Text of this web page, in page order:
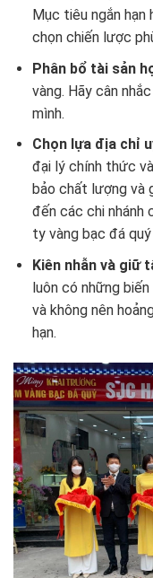
Mục tiêu ngắn hạn
chọn chiến lược
Phân bổ tài sản
vàng. Hãy cân
mình.
Chọn lựa địa chỉ
đại lý chính thức
bảo chất lượng và
đến các chi nhánh
ty vàng bạc đá
Kiên nhẫn và giữ
luôn có những
và không nên
hạn.